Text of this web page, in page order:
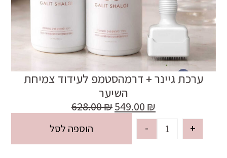
ערכת גיינר + דרמהסטמפ לעידוד צמיחת
השיער
628.00₪549.00 ₪
- + הוספה לסל